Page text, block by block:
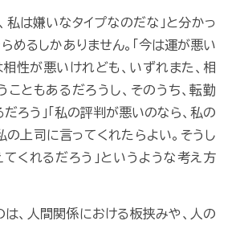
、私は嫌いなタイプなのだな」と分かっ
めるしかありません。「今は運が悪い
性が悪いけれども、いずれまた、相
ともあるだろうし、そのうち、転勤
ろう」「私の評判が悪いのなら、私の
の上司に言ってくれたらよい。そうし
てくれるだろう」というような考え方
は、人間関係における板挟みや、人の